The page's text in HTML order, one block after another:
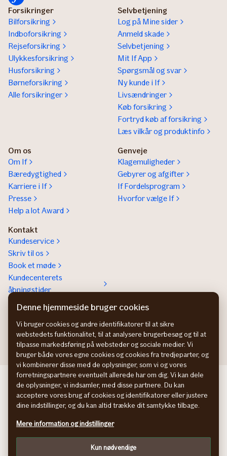
Forsikringer
Bilforsikring
Indboforsikring
Rejseforsikring
Ulykkesforsikring
Husforsikring
Børneforsikring
Alle forsikringer
Selvbetjening
Log på Mine sider
Anmeld skade
Selvbetjening
Mit If App
Spørgsmål og svar
Ny kunde i If
Livsændringer
Køb forsikring
Fortryd køb af forsikring
Læs vilkår og produktinfo
Om os
Om If
Bæredygtighed
Karriere i If
Presse
Help a lot Award
Genveje
Klagemuligheder
Gebyrer og afgifter
If Fordelsprogram
Hvorfor vælge If
Kontakt
Kundeservice
Skriv til os
Book et møde
Kundecenterets
åbningstider
Kontakt os om
Erhvervsforsikringer
In English
If Skadeförsäkring SE
If Skadeforsikring NO
If Vahinkovakuutus FI
Persondatapolitik
Cookies
Tilpas
Denne hjemmeside bruger cookies
Vi bruger cookies og andre identifikatorer til at sikre
webstedets funktionalitet, til at analysere brugerbesøg og til at
tilpasse markedsføring på websteder og sociale medier. Vi
bruger både vores egne cookies og cookies fra tredjeparter, og
vi kombinerer disse med de oplysninger, som vi og vores
forretningspartnere eventuelt allerede har om dig. Vi kan dele
de oplysninger, vi indsamler, med disse partnere. Du kan
acceptere vores brug af cookies og identifikatorer eller justere
dine indstillinger, og du kan altid trække dit samtykke tilbage.
Mere information og indstillinger
Kun nødvendige